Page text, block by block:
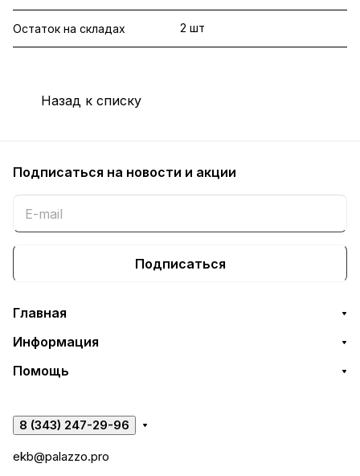
Остаток на складах 2 шт
Назад к списку
Подписаться на новости и акции
Подписаться
Главная
Информация
Помощь
8 (343) 247-29-96
ekb@palazzo.pro